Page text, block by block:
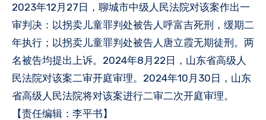
2023年12月27日，聊城市中级人民法院对该案作出一
审判决：以拐卖儿童罪判处被告人呼富吉死刑，缓期二
年执行；以拐卖儿童罪判处被告人唐立霞无期徒刑。两
名被告均提出上诉。2024年8月22日，山东省高级人
民法院对该案二审开庭审理。2024年10月30日，山东
省高级人民法院将对该案进行二审二次开庭审理。
【责任编辑：李平书】